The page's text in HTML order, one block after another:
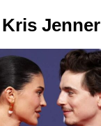
Kris Jenner